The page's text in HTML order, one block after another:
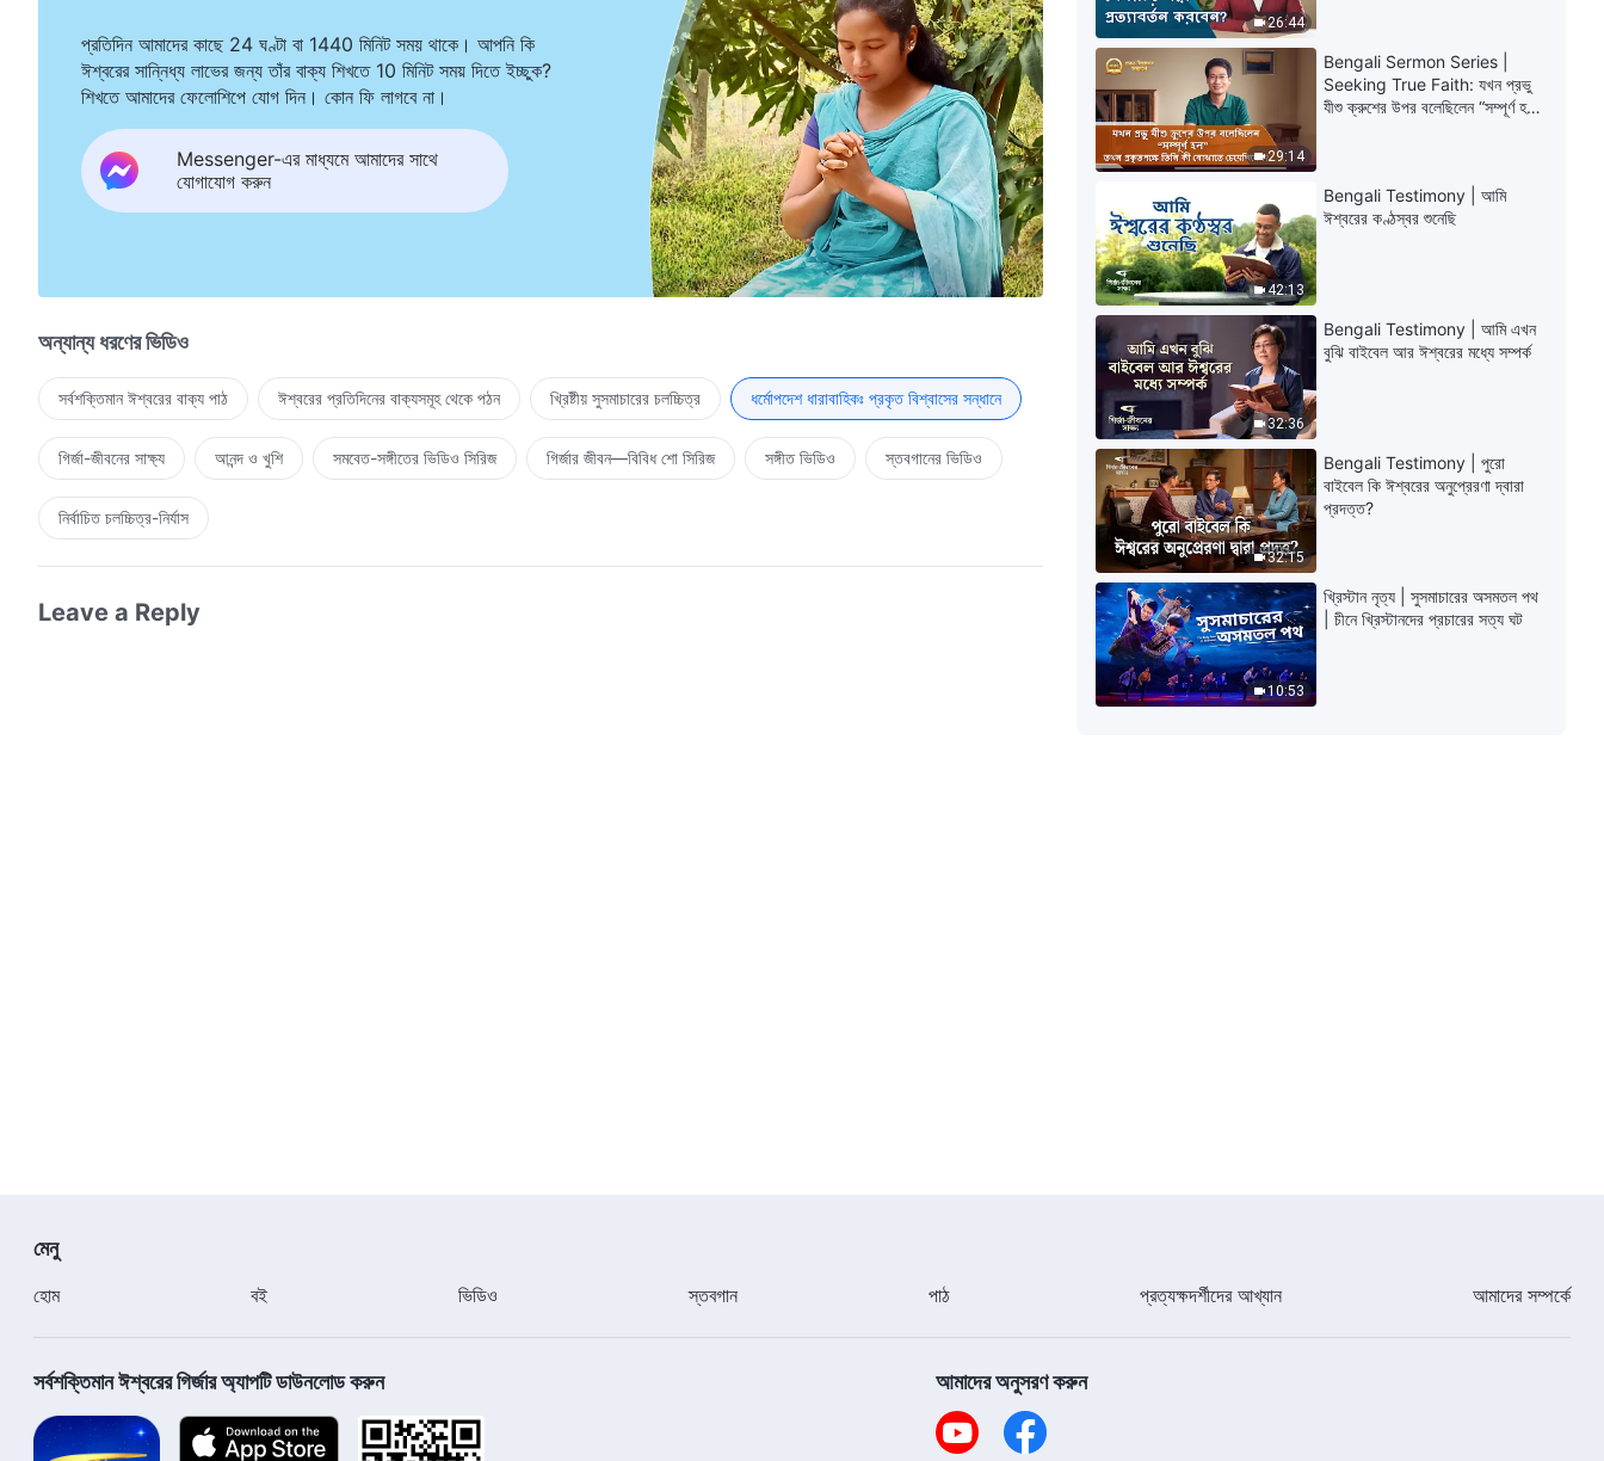
18:17
Bengali Sermon Series | Seeking
True Faith: পরিত্রাতা কীভাবে মানবজাতিকে
রক্ষা করেন, যখন তিনি আসেন?
39:03
Bengali Sermon Series | Seeking
True Faith: মানবজাতিকে রক্ষা এবং ভাগ্যের
আমূল পরিবর্তন করতে কে পারে?
প্রতিদিন আমাদের কাছে 24 ঘণ্টা বা 1440 মিনিট সময় থাকে। আপনি কি
ঈশ্বরের সান্নিধ্য লাভের জন্য তাঁর বাক্য শিখতে 10 মিনিট সময় দিতে ইচ্ছুক?
শিখতে আমাদের ফেলোশিপে যোগ দিন। কোন ফি লাগবে না।
Messenger-এর মাধ্যমে আমাদের সাথে
যোগাযোগ করুন
অন্যান্য ধরণের ভিডিও
সর্বশক্তিমান ঈশ্বরের বাক্য পাঠ ঈশ্বরের প্রতিদিনের বাক্যসমূহ থেকে পঠন খ্রিষ্টীয় সুসমাচারের চলচ্চিত্র ধর্মোপদেশ ধারাবাহিকঃ প্রকৃত বিশ্বাসের সন্ধানে
গির্জা-জীবনের সাক্ষ্য আনন্দ ও খুশি সমবেত-সঙ্গীতের ভিডিও সিরিজ গির্জার জীবন—বিবিধ শো সিরিজ সঙ্গীত ভিডিও স্তবগানের ভিডিও
নির্বাচিত চলচ্চিত্র-নির্যাস
Leave a Reply
26:44
29:14
Bengali Sermon Series |
Seeking True Faith: যখন প্রভু
যীশু ক্রুশের উপর বলেছিলেন “সম্পূর্ণ হল”
42:13
Bengali Testimony | আমি
ঈশ্বরের কণ্ঠস্বর শুনেছি
32:36
Bengali Testimony | আমি এখন
বুঝি বাইবেল আর ঈশ্বরের মধ্যে সম্পর্ক
32:15
Bengali Testimony | পুরো
বাইবেল কি ঈশ্বরের অনুপ্রেরণা দ্বারা
প্রদত্ত?
10:53
খ্রিস্টান নৃত্য | সুসমাচারের অসমতল পথ
| চীনে খ্রিস্টানদের প্রচারের সত্য ঘট
মেনু
হোম বই ভিডিও স্তবগান পাঠ প্রত্যক্ষদর্শীদের আখ্যান আমাদের সম্পর্কে
সর্বশক্তিমান ঈশ্বরের গির্জার অ্যাপটি ডাউনলোড করুন আমাদের অনুসরণ করুন